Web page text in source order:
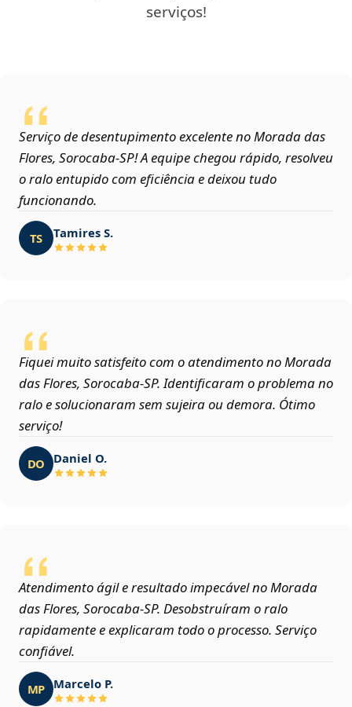
serviços!
Serviço de desentupimento excelente no Morada das
Flores, Sorocaba‑SP! A equipe chegou rápido, resolveu
o ralo entupido com eficiência e deixou tudo
funcionando.
TS Tamires S.
Fiquei muito satisfeito com o atendimento no Morada
das Flores, Sorocaba‑SP. Identificaram o problema no
ralo e solucionaram sem sujeira ou demora. Ótimo
serviço!
DO Daniel O.
Atendimento ágil e resultado impecável no Morada
das Flores, Sorocaba‑SP. Desobstruíram o ralo
rapidamente e explicaram todo o processo. Serviço
confiável.
MP Marcelo P.